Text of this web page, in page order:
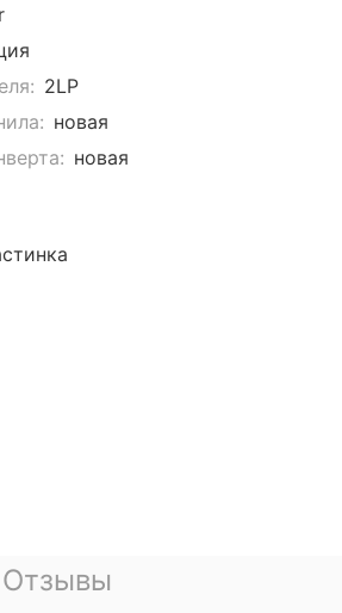
2LP
новая
новая
Отзывы